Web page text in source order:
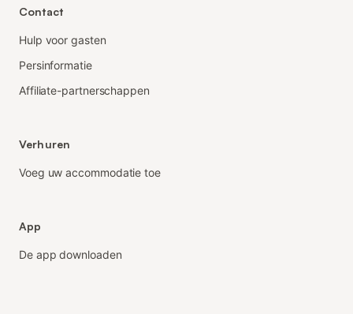
Contact
Hulp voor gasten
Persinformatie
Affiliate-partnerschappen
Verhuren
Voeg uw accommodatie toe
App
De app downloaden